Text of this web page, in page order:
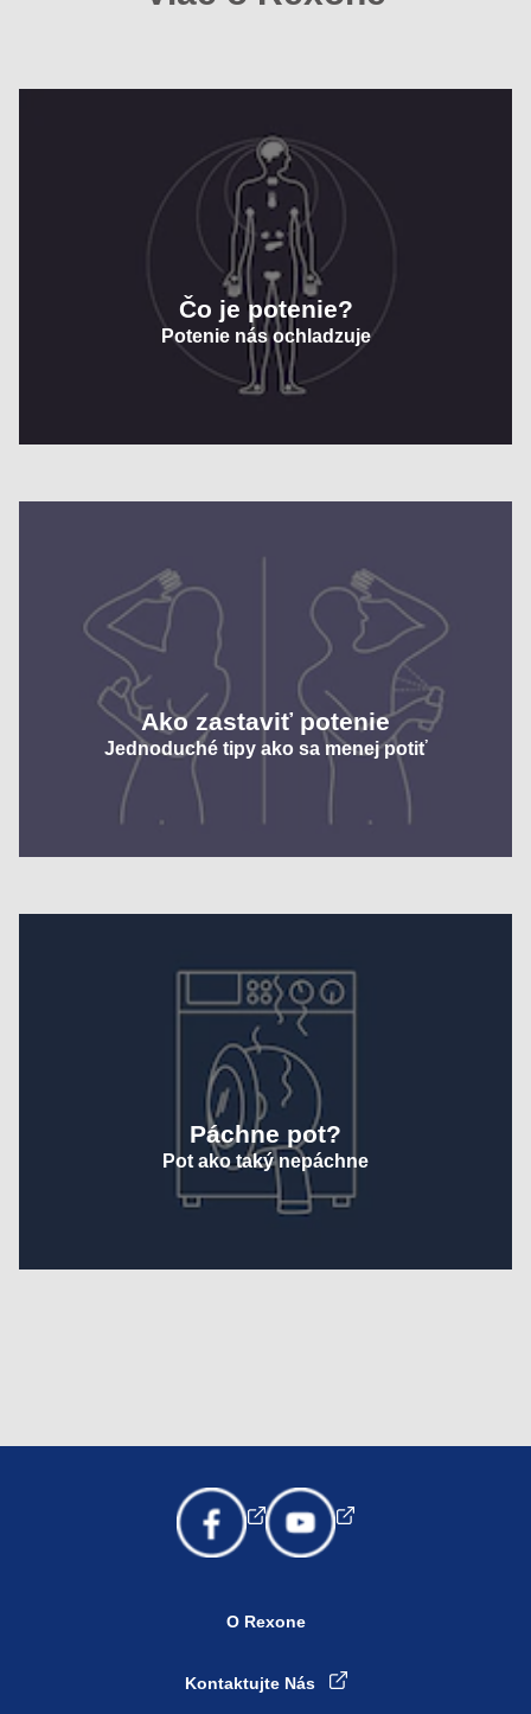
Čo je potenie?
Potenie nás ochladzuje
Ako zastaviť potenie
Jednoduché tipy ako sa menej potiť
Páchne pot?
Pot ako taký nepáchne
O Rexone
Kontaktujte Nás